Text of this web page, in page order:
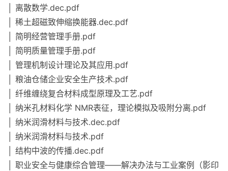
│ 离散数学.dec.pdf
│ 稀土超磁致伸缩换能器.dec.pdf
│ 简明经营管理手册.pdf
│ 简明质量管理手册.pdf
│ 管理机制设计理论及其应用.pdf
│ 粮油仓储企业安全生产技术.pdf
│ 纤维缠绕复合材料成型原理及工艺.pdf
│ 纳米孔材料化学 NMR表征，理论模拟及吸附分离.pdf
│ 纳米润滑材料与技术.dec.pdf
│ 纳米润滑材料与技术.pdf
│ 结构中波的传播.dec.pdf
│ 职业安全与健康综合管理——解决办法与工业案例（影印